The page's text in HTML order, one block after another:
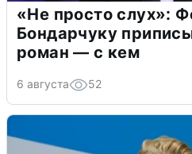
«Не просто слух»:
Бондарчуку
роман — с кем
6 августа 52